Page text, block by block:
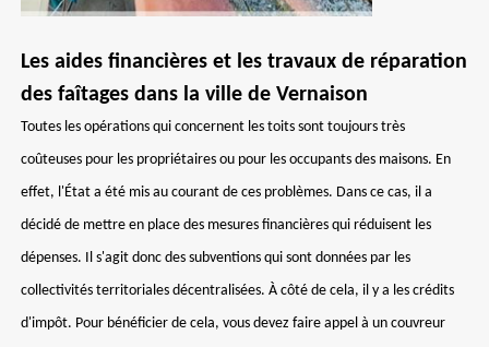
Les aides financières et les travaux de réparation
des faîtages dans la ville de Vernaison
Toutes les opérations qui concernent les toits sont toujours très
coûteuses pour les propriétaires ou pour les occupants des maisons. En
effet, l'État a été mis au courant de ces problèmes. Dans ce cas, il a
décidé de mettre en place des mesures financières qui réduisent les
dépenses. Il s'agit donc des subventions qui sont données par les
collectivités territoriales décentralisées. À côté de cela, il y a les crédits
d'impôt. Pour bénéficier de cela, vous devez faire appel à un couvreur